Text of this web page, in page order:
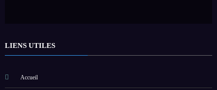
LIENS UTILES
Accueil